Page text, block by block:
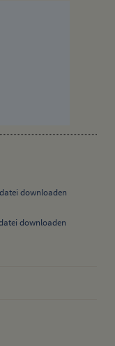
downloaden
downloaden